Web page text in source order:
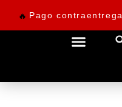
🔥 Pago contraentrega